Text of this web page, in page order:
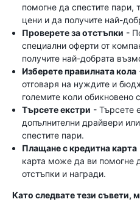
помогне да спестите пари,
цени и да получите най-
Проверете за отстъпки -
специални оферти от
получите най-добрата
Изберете правилната кола
отговаря на нуждите и
големите коли обикновено
Търсете екстри - Търсете
допълнителни драйвери
спестите пари.
Плащане с кредитна карта
карта може да ви помогне
отстъпки и награди.
Като следвате тези съвети,